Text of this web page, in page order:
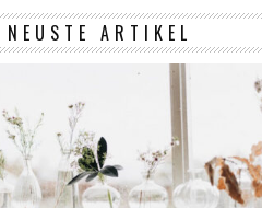
NEUSTE ARTIKEL